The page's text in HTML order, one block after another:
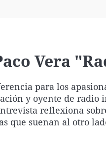
Vera
para los
y oyente de radio
reflexiona
que suenan al otro